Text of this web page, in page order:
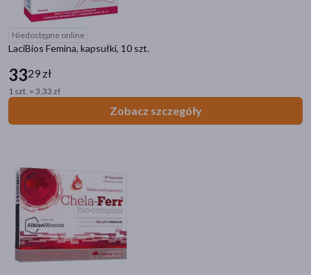
Niedostępne online
LaciBios Femina, kapsułki, 10 szt.
3329 zł
1 szt. = 3,33 zł
Zobacz szczegóły
Dostępny
Znakomitość Roku
Dostawa
Wysyłka
Cena
zł